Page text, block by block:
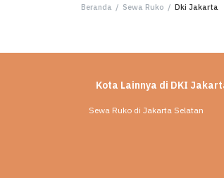
Beranda / Sewa Ruko / Dki Jakarta
Kota Lainnya di DKI
Sewa Ruko di Jakarta Selatan